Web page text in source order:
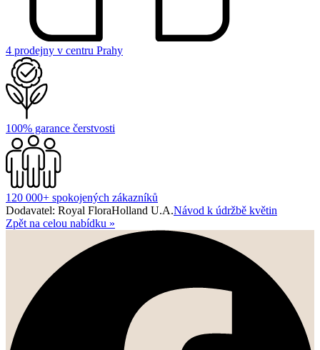
4 prodejny v centru Prahy
100% garance čerstvosti
120 000+ spokojených zákazníků
Dodavatel: Royal FloraHolland U.A.Návod k údržbě květin
Zpět na celou nabídku »